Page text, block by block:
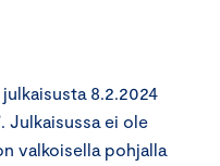
8.2.2024
Julkaisussa ei ole
valkoisella pohjalla